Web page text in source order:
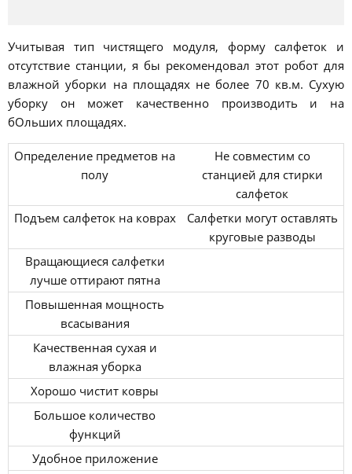
Учитывая тип чистящего модуля, форму салфеток и
отсутствие станции, я бы рекомендовал этот робот для
влажной уборки на площадях не более 70 кв.м. Сухую
уборку он может качественно производить и на
бОльших площадях.
Определение предметов на
полу
Не совместим со
станцией для стирки
салфеток
Подъем салфеток на коврах
Салфетки могут оставлять
круговые разводы
Вращающиеся салфетки
лучше оттирают пятна
Повышенная мощность
всасывания
Качественная сухая и
влажная уборка
Хорошо чистит ковры
Большое количество
функций
Удобное приложение